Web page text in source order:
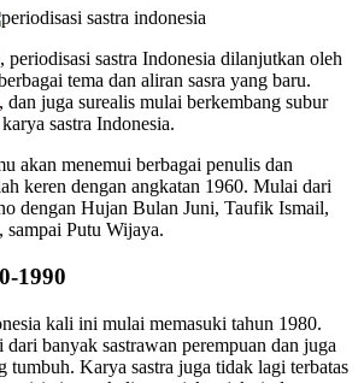
periodisasi sastra Indonesia dilanjutkan oleh
tema dan aliran sasra yang baru.
, dan juga surealis mulai berkembang subur
sastra Indonesia.
akan menemui berbagai penulis dan
keren dengan angkatan 1960. Mulai dari
dengan Hujan Bulan Juni, Taufik Ismail,
Putu Wijaya.
1990
kali ini mulai memasuki tahun 1980.
banyak sastrawan perempuan dan juga
tumbuh. Karya sastra juga tidak lagi terbatas